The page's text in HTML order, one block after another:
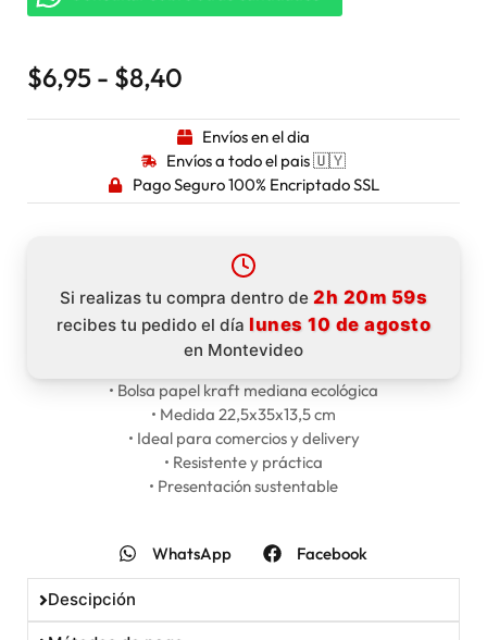
$6,95 - $8,40
Envíos en el dia
Envíos a todo el pais 🇺🇾
Pago Seguro 100% Encriptado SSL
Si realizas tu compra dentro de 2h 20m 59s
recibes tu pedido el día lunes 10 de agosto
en Montevideo
• Bolsa papel kraft mediana ecológica
• Medida 22,5x35x13,5 cm
• Ideal para comercios y delivery
• Resistente y práctica
• Presentación sustentable
WhatsApp Facebook
Descipción